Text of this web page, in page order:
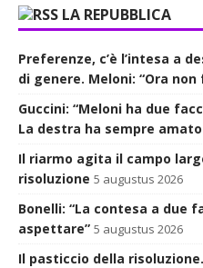
LA REPUBBLICA
Preferenze, c’è l’intesa a
di genere. Meloni: “Ora
Guccini: “Meloni ha due
La destra ha sempre
Il riarmo agita il campo
risoluzione 5 augustus 2026
Bonelli: “La contesa a due
aspettare” 5 augustus 2026
Il pasticcio della